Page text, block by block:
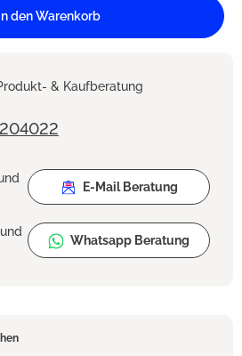
In den Warenkorb
& Kaufberatung
E-Mail Beratung
Whatsapp Beratung